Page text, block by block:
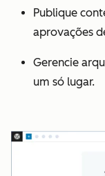
Publique
aprovações
Gerencie
um só lugar.